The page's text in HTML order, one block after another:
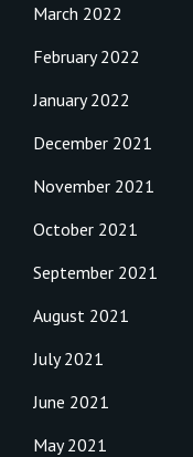
March 2022
February 2022
January 2022
December 2021
November 2021
October 2021
September 2021
August 2021
July 2021
June 2021
May 2021